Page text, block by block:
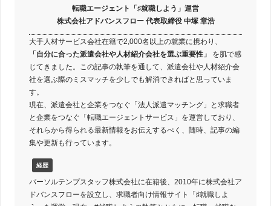
転職エージェント「♯就職しよう」運営
株式会社アドバンスフロー 代表取締役 中塚 章浩
大手人材サービス会社在籍で2,000名以上の就業に携わり、
「自分に合った派遣会社や人材紹介会社を選ぶ重要性」
を肌で感
じてきました。この記事の執筆を通して、派遣会社や人材紹介会
社を選ぶ際のミスマッチを少しでも解消できればと思っていま
す。
現在、派遣会社と企業をつなぐ「法人派遣マッチング」と求職者
と企業をつなぐ「転職エージェントサービス」を運営しており、
それらから得られる最新情報をお伝えするべく、随時、記事の編
集や更新も行っています。
経歴
パーソルテンプスタッフ株式会社に在籍後、2010年に株式会社ア
ドバンスフローを設立し、求職者向け情報サイト「♯就職しよ